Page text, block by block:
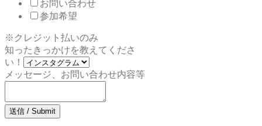
お問い合わせ
参加希望
※クレジット払いのみ
知ったきっかけを教えてくださ
い！
メッセージ、お問い合わせ内容等
送信 / Submit